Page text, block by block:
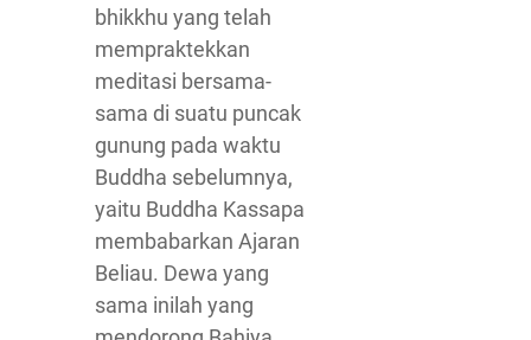
bhikkhu yang telah
mempraktekkan
meditasi bersama-
sama di suatu puncak
gunung pada waktu
Buddha sebelumnya,
yaitu Buddha Kassapa
membabarkan Ajaran
Beliau. Dewa yang
sama inilah yang